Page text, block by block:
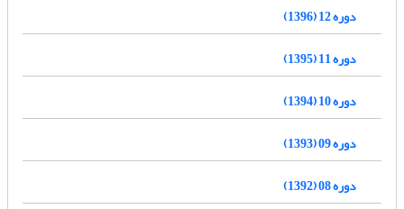
دوره 12 (1396)
دوره 11 (1395)
دوره 10 (1394)
دوره 09 (1393)
دوره 08 (1392)